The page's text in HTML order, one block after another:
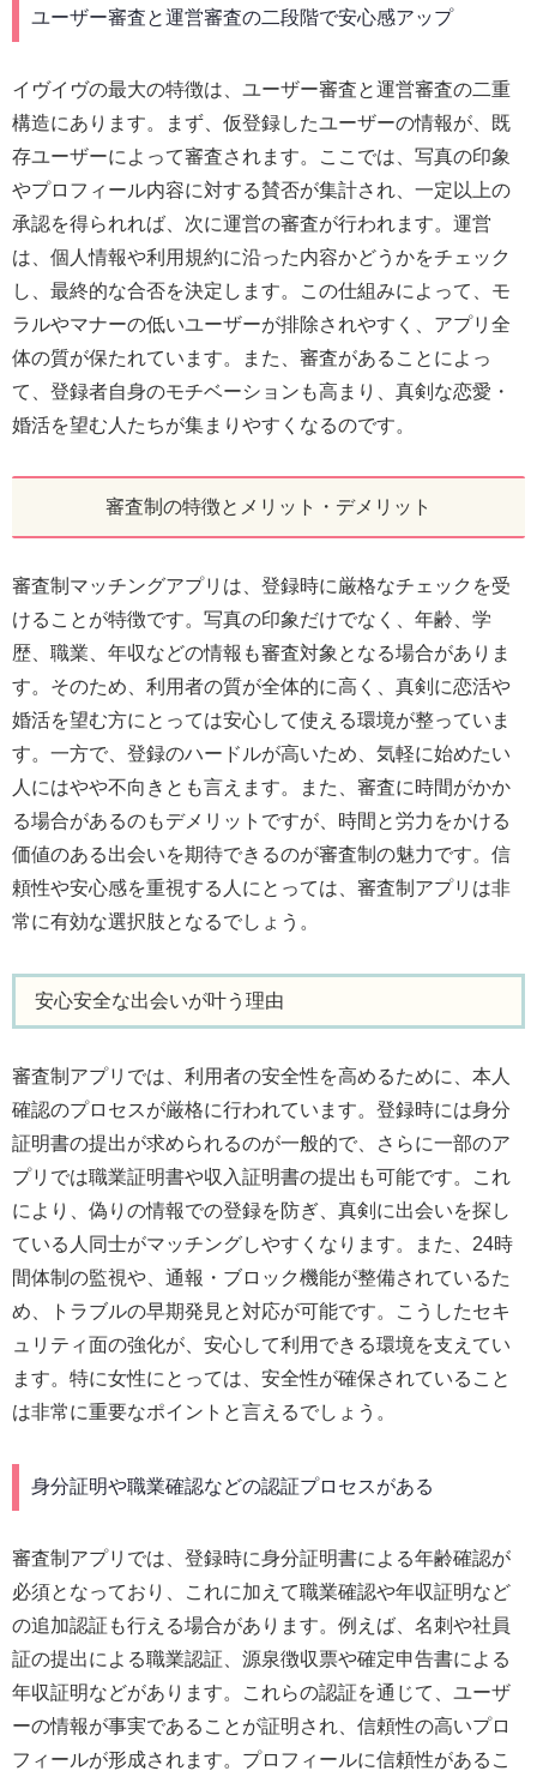
ユーザー審査と運営審査の二段階で安心感アップ
イヴイヴの最大の特徴は、ユーザー審査と運営審査の二重
構造にあります。まず、仮登録したユーザーの情報が、既
存ユーザーによって審査されます。ここでは、写真の印象
やプロフィール内容に対する賛否が集計され、一定以上の
承認を得られれば、次に運営の審査が行われます。運営
は、個人情報や利用規約に沿った内容かどうかをチェック
し、最終的な合否を決定します。この仕組みによって、モ
ラルやマナーの低いユーザーが排除されやすく、アプリ全
体の質が保たれています。また、審査があることによっ
て、登録者自身のモチベーションも高まり、真剣な恋愛・
婚活を望む人たちが集まりやすくなるのです。
審査制の特徴とメリット・デメリット
審査制マッチングアプリは、登録時に厳格なチェックを受
けることが特徴です。写真の印象だけでなく、年齢、学
歴、職業、年収などの情報も審査対象となる場合がありま
す。そのため、利用者の質が全体的に高く、真剣に恋活や
婚活を望む方にとっては安心して使える環境が整っていま
す。一方で、登録のハードルが高いため、気軽に始めたい
人にはやや不向きとも言えます。また、審査に時間がかか
る場合があるのもデメリットですが、時間と労力をかける
価値のある出会いを期待できるのが審査制の魅力です。信
頼性や安心感を重視する人にとっては、審査制アプリは非
常に有効な選択肢となるでしょう。
安心安全な出会いが叶う理由
審査制アプリでは、利用者の安全性を高めるために、本人
確認のプロセスが厳格に行われています。登録時には身分
証明書の提出が求められるのが一般的で、さらに一部のア
プリでは職業証明書や収入証明書の提出も可能です。これ
により、偽りの情報での登録を防ぎ、真剣に出会いを探し
ている人同士がマッチングしやすくなります。また、24時
間体制の監視や、通報・ブロック機能が整備されているた
め、トラブルの早期発見と対応が可能です。こうしたセキ
ュリティ面の強化が、安心して利用できる環境を支えてい
ます。特に女性にとっては、安全性が確保されていること
は非常に重要なポイントと言えるでしょう。
身分証明や職業確認などの認証プロセスがある
審査制アプリでは、登録時に身分証明書による年齢確認が
必須となっており、これに加えて職業確認や年収証明など
の追加認証も行える場合があります。例えば、名刺や社員
証の提出による職業認証、源泉徴収票や確定申告書による
年収証明などがあります。これらの認証を通じて、ユーザ
ーの情報が事実であることが証明され、信頼性の高いプロ
フィールが形成されます。プロフィールに信頼性があるこ